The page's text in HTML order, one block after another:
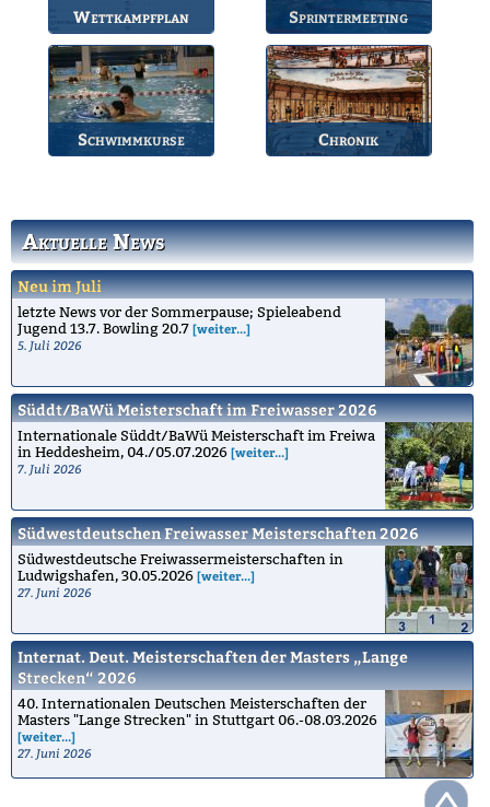
Aktuelle News
Neu im Juli
letzte News vor der Sommerpause; Spieleabend
Jugend 13.7. Bowling 20.7 [weiter...]
5. Juli 2026
Süddt/BaWü Meisterschaft im Freiwasser 2026
Internationale Süddt/BaWü Meisterschaft im Freiwa
in Heddesheim, 04./05.07.2026 [weiter...]
7. Juli 2026
Südwestdeutschen Freiwasser Meisterschaften 2026
Südwestdeutsche Freiwassermeisterschaften in
Ludwigshafen, 30.05.2026 [weiter...]
27. Juni 2026
Internat. Deut. Meisterschaften der Masters „Lange
Strecken“ 2026
40. Internationalen Deutschen Meisterschaften der
Masters "Lange Strecken" in Stuttgart 06.-08.03.2026
[weiter...]
27. Juni 2026
Wettkampfplan
Übersicht der aktuellen
Wettkämpfe.
Sprintermeeting
Jährlicher Wettkampf
des BSV.
Schwimmkurse Chronik